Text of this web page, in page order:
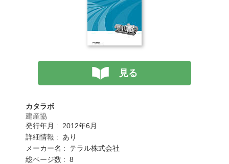
見る
カタラボ
建産協
発行年月 : 2012年6月
詳細情報 : あり
メーカー名 : テラル株式会社
総ページ数 : 8